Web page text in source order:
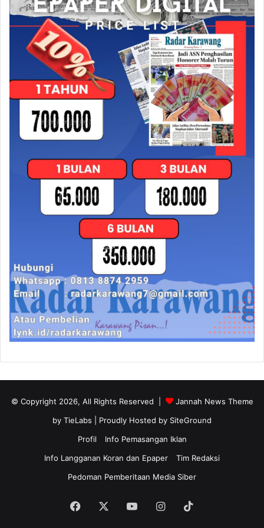
© Copyright 2026, All Rights Reserved |
Jannah News Theme
by TieLabs | Proudly Hosted by SiteGround
Profil
Info Pemasangan Iklan
Info Langganan Koran dan Epaper
Tim Redaksi
Pedoman Pemberitaan Media Siber
Facebook YouTubeInstagram